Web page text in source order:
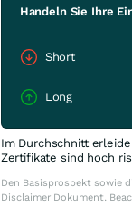
Handeln Sie Ihre
Short
Long
Im Durchschnitt
Zertifikate sind hoch
Den Basisprospekt sowie
Disclaimer Dokument.